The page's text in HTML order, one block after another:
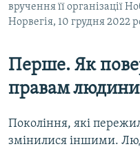
вручення її організації
Норвегія, 10 грудня 2022
Перше. Як
правам
Покоління, які
змінилися іншими.